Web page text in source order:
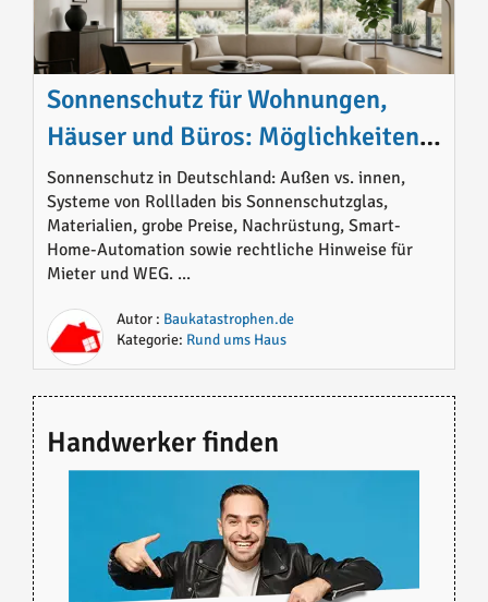
Sonnenschutz für Wohnungen,
Häuser und Büros: Möglichkeiten,
Materialien, Preise und sinnvolle
Lösungen im Überblick
Sonnenschutz in Deutschland: Außen vs. innen,
Systeme von Rollladen bis Sonnenschutzglas,
Materialien, grobe Preise, Nachrüstung, Smart-
Home-Automation sowie rechtliche Hinweise für
Mieter und WEG. ...
Autor : Baukatastrophen.de
Kategorie: Rund ums Haus
Handwerker finden